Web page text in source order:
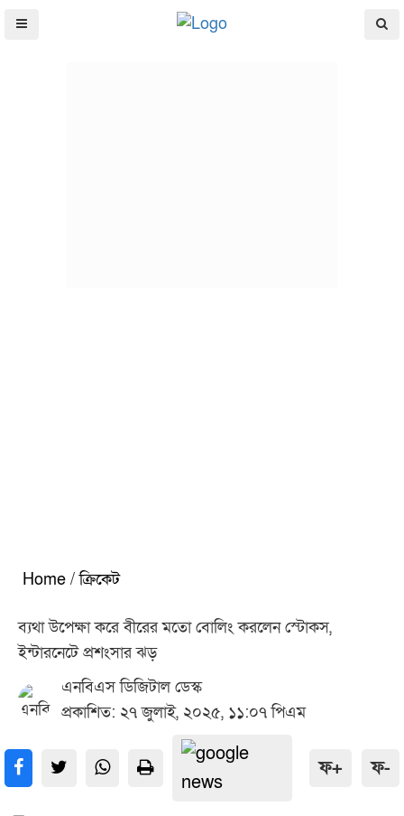
Home / ক্রিকেট
ব্যথা উপেক্ষা করে বীরের মতো বোলিং করলেন স্টোকস,
ইন্টারনেটে প্রশংসার ঝড়
এনবিএস ডিজিটাল ডেস্ক
প্রকাশিত: ২৭ জুলাই, ২০২৫, ১১:০৭ পিএম
ফ+ ফ-